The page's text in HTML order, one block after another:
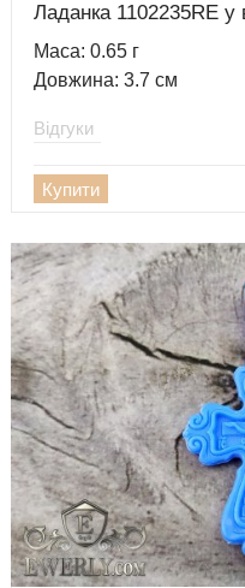
Ладанка 1102235RE у
Маса: 0.65 г
Довжина: 3.7 см
Відгуки
Купити